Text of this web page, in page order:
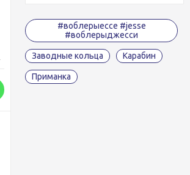
#воблерыессе #jesse
#воблерыджесси
Заводные кольца Карабин
Приманка